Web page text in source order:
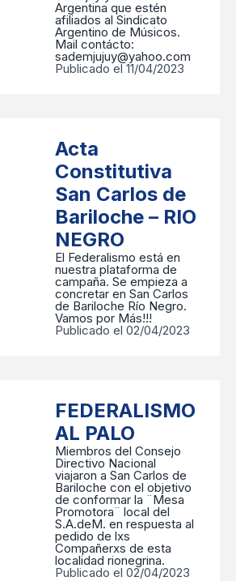
Argentina que estén
afiliados al Sindicato
Argentino de Músicos.
Mail contácto:
sademjujuy@yahoo.com
Publicado el 11/04/2023
Acta
Constitutiva
San Carlos de
Bariloche – RIO
NEGRO
El Federalismo está en
nuestra plataforma de
campaña. Se empieza a
concretar en San Carlos
de Bariloche Río Negro.
Vamos por Más!!!
Publicado el 02/04/2023
FEDERALISMO
AL PALO
Miembros del Consejo
Directivo Nacional
viajaron a San Carlos de
Bariloche con el objetivo
de conformar la ¨Mesa
Promotora¨ local del
S.A.deM. en respuesta al
pedido de lxs
Compañerxs de esta
localidad rionegrina.
Publicado el 02/04/2023